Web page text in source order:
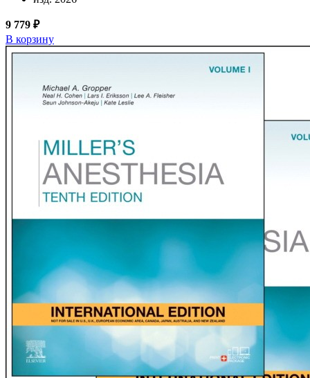
9 779 ₽
В корзину